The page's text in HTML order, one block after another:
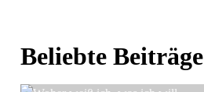
Beliebte Beiträge